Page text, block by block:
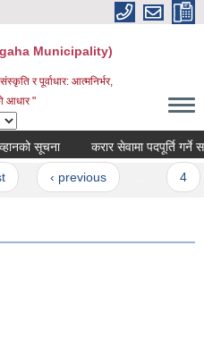
Municipality)
र पूर्वाधार: आत्मनिर्भर,
आधार "
सूचना करार सेवामा पदपूर्ति गर्ने
‹ previous